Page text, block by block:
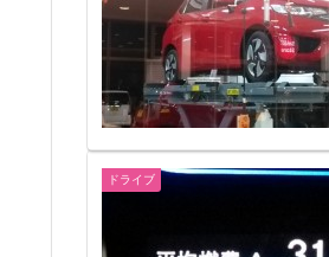
ドライブ